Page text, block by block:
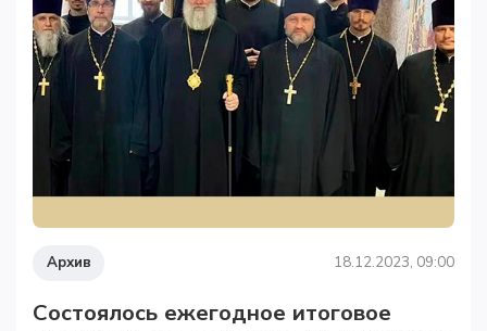
Архив 18.12.2023, 09:00
Состоялось ежегодное итоговое